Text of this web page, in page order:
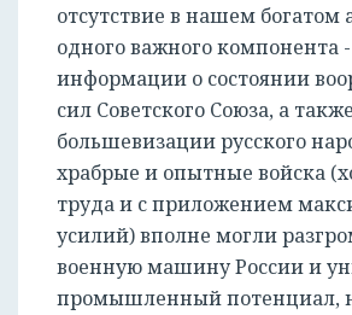
отсутствие в нашем богатом
одного важного компонента
информации о состоянии
сил Советского Союза, а
большевизации русского
храбрые и опытные войска
труда и с приложением
усилий) вполне могли
военную машину России и
промышленный потенциал,